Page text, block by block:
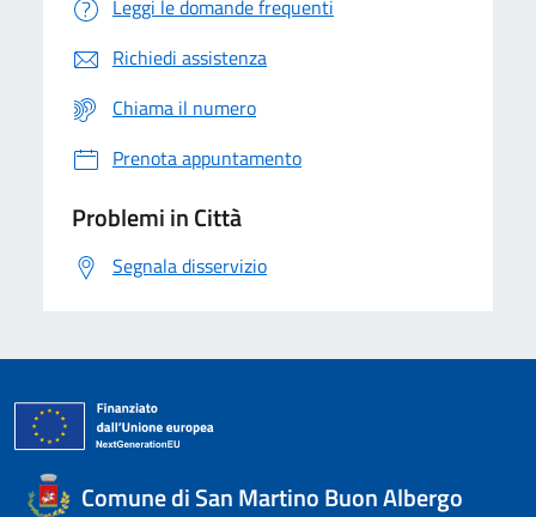
Leggi le domande frequenti
Richiedi assistenza
Chiama il numero
Prenota appuntamento
Problemi in Città
Segnala disservizio
Comune di San Martino Buon Albergo